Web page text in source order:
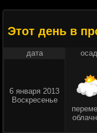
Этот день в
дата
6 января 2013
Воскресенье